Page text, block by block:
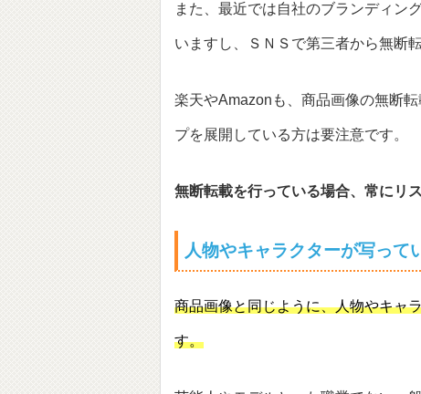
また、最近では自社のブランディン
いますし、ＳＮＳで第三者から無断
楽天やAmazonも、商品画像の無断
プを展開している方は要注意です。
無断転載を行っている場合、常にリ
人物やキャラクターが写って
商品画像と同じように、人物やキャ
す。